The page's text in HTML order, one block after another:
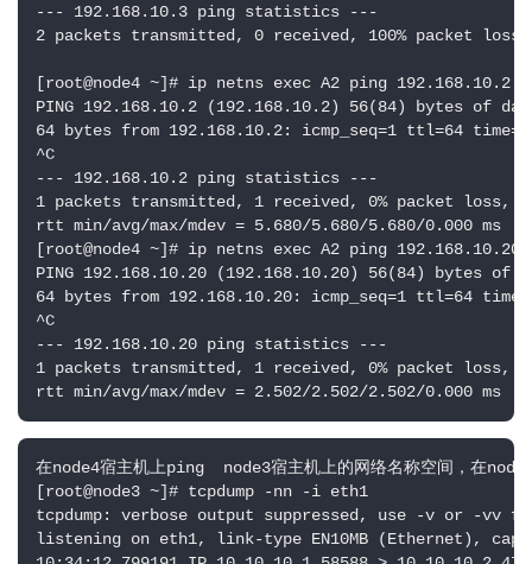
--- 192.168.10.3 ping statistics ---
2 packets transmitted, 0 received, 100% packet loss,
[root@node4 ~]# ip netns exec A2 ping 192.168.10.2
PING 192.168.10.2 (192.168.10.2) 56(84) bytes of
64 bytes from 192.168.10.2: icmp_seq=1 ttl=64
^C
--- 192.168.10.2 ping statistics ---
1 packets transmitted, 1 received, 0% packet loss,
rtt min/avg/max/mdev = 5.680/5.680/5.680/0.000 ms
[root@node4 ~]# ip netns exec A2 ping 192.168.10.20
PING 192.168.10.20 (192.168.10.20) 56(84) bytes of
64 bytes from 192.168.10.20: icmp_seq=1 ttl=64
^C
--- 192.168.10.20 ping statistics ---
1 packets transmitted, 1 received, 0% packet loss,
rtt min/avg/max/mdev = 2.502/2.502/2.502/0.000 ms
在node4宿主机上ping  node3宿主机上的网络名称空间，在
[root@node3 ~]# tcpdump -nn -i eth1
tcpdump: verbose output suppressed, use -v or -vv
listening on eth1, link-type EN10MB (Ethernet),